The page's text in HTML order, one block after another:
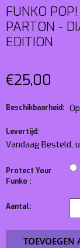
FUNKO
PARTON -
EDITION
€25,00
Beschikbaarheid:
Levertijd:
Vandaag Besteld,
Protect Your
Funko :
Aantal:
TOEVOEGEN